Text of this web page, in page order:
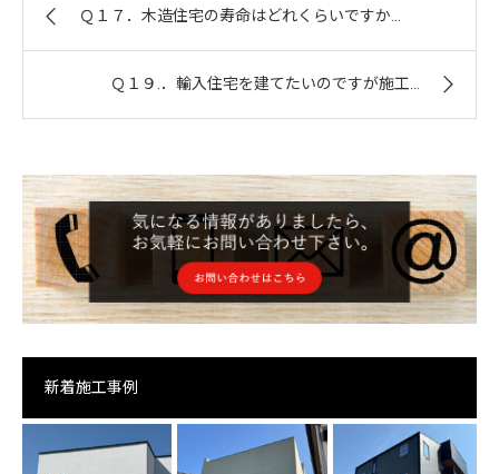
Ｑ１７．木造住宅の寿命はどれくらいですか...
Ｑ１９.．輸入住宅を建てたいのですが施工...
新着施工事例